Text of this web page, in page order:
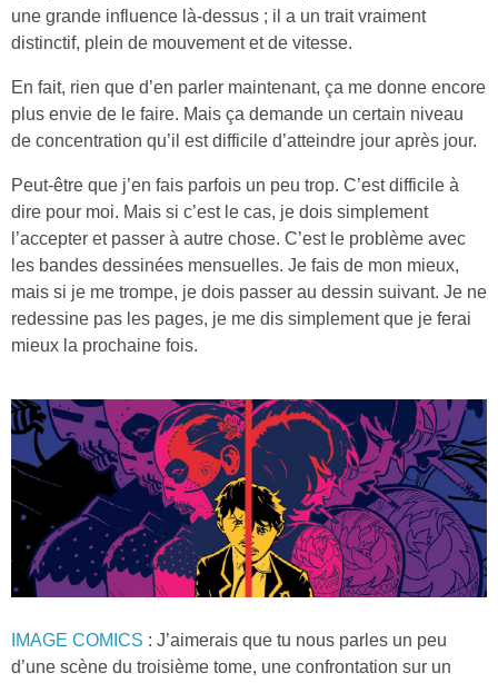
une grande influence là-dessus ; il a un trait vraiment
distinctif, plein de mouvement et de vitesse.
En fait, rien que d’en parler maintenant, ça me donne encore
plus envie de le faire. Mais ça demande un certain niveau
de concentration qu’il est difficile d’atteindre jour après jour.
Peut-être que j’en fais parfois un peu trop. C’est difficile à
dire pour moi. Mais si c’est le cas, je dois simplement
l’accepter et passer à autre chose. C’est le problème avec
les bandes dessinées mensuelles. Je fais de mon mieux,
mais si je me trompe, je dois passer au dessin suivant. Je ne
redessine pas les pages, je me dis simplement que je ferai
mieux la prochaine fois.
IMAGE COMICS : J’aimerais que tu nous parles un peu
d’une scène du troisième tome, une confrontation sur un